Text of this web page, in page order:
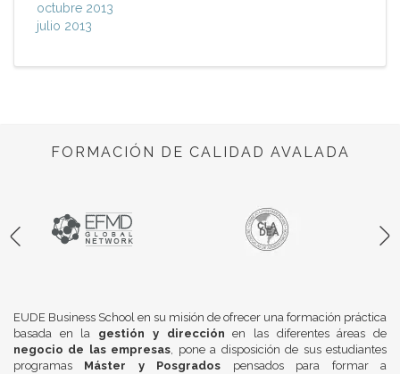
octubre 2013
julio 2013
FORMACIÓN DE CALIDAD AVALADA
EUDE Business School en su misión de ofrecer una formación práctica
basada en la gestión y dirección en las diferentes áreas de
negocio de las empresas, pone a disposición de sus estudiantes
programas Máster y Posgrados pensados para formar a